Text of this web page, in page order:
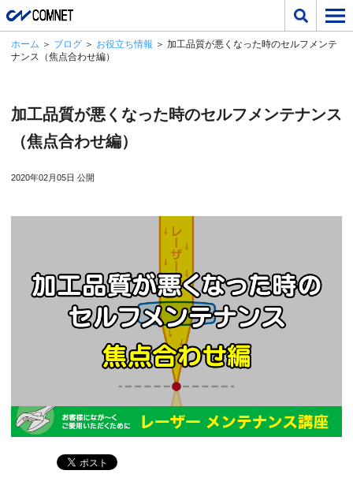
ホーム ＞ ブログ ＞ お役立ち情報 ＞ 加工品質が悪くなった時のセルフメンテ
ナンス（焦点合わせ編）
加工品質が悪くなった時のセルフメンテナンス
（焦点合わせ編）
2020年02月05日 公開